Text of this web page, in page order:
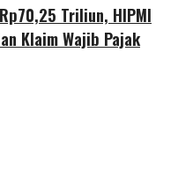
Triliun, HIPMI
Klaim Wajib Pajak